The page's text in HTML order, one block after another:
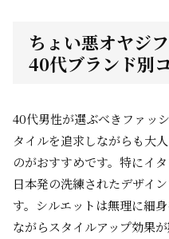
ちょい悪オヤジ
40代ブランド別
40代男性が選ぶべきファッ
タイルを追求しながらも大
のがおすすめです。特にイ
日本発の洗練されたデザイ
す。シルエットは無理に細
ながらスタイルアップ効果